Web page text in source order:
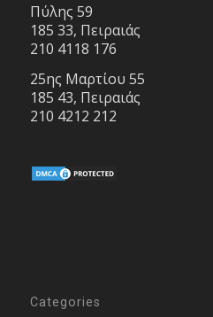
Πύλης 59
185 33, Πειραιάς
210 4118 176
25ης Μαρτίου 55
185 43, Πειραιάς
210 4212 212
Categories